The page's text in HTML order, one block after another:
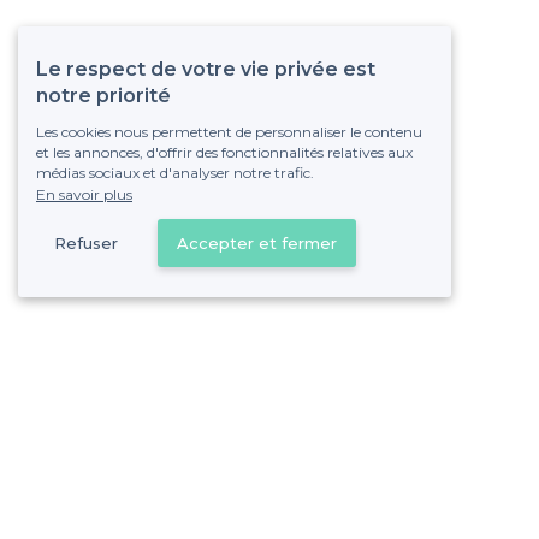
Le respect de votre vie privée est
notre priorité
Les cookies nous permettent de personnaliser le contenu
et les annonces, d'offrir des fonctionnalités relatives aux
médias sociaux et d'analyser notre trafic.
En savoir plus
Refuser Accepter et fermer